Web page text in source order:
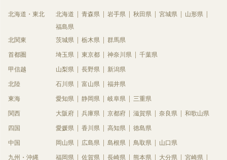
北海道・東北 北海道 青森県 岩手県 秋田県 宮城県
山形県
福島県
北関東
茨城県 栃木県 群馬県
首都圏 埼玉県 東京都 神奈川県 千葉県
甲信越 山梨県 長野県 新潟県
北陸 石川県 富山県 福井県
東海 愛知県 静岡県 岐阜県 三重県
関西 大阪府 兵庫県 京都府 滋賀県 奈良県 和歌山県
四国 愛媛県 香川県 高知県 徳島県
中国 岡山県 広島県 島根県 鳥取県 山口県
九州・沖縄 福岡県 佐賀県 長崎県 熊本県 大分県
宮崎県